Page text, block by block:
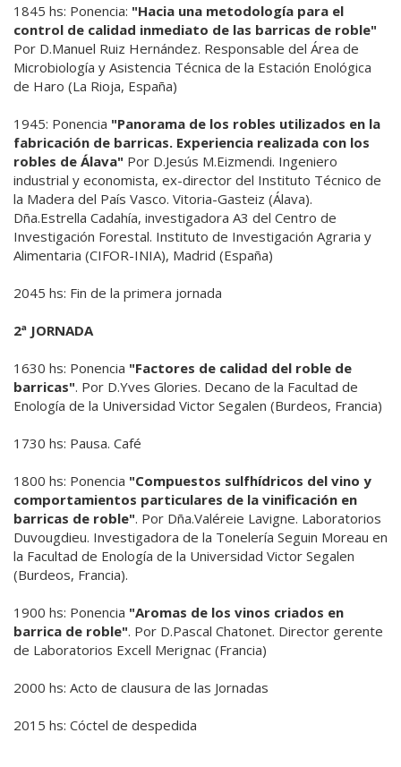
1845 hs: Ponencia: "Hacia una metodología para el
control de calidad inmediato de las barricas de roble"
Por D.Manuel Ruiz Hernández. Responsable del Área de
Microbiología y Asistencia Técnica de la Estación Enológica
de Haro (La Rioja, España)
1945: Ponencia "Panorama de los robles utilizados en la
fabricación de barricas. Experiencia realizada con los
robles de Álava" Por D.Jesús M.Eizmendi. Ingeniero
industrial y economista, ex-director del Instituto Técnico de
la Madera del País Vasco. Vitoria-Gasteiz (Álava).
Dña.Estrella Cadahía, investigadora A3 del Centro de
Investigación Forestal. Instituto de Investigación Agraria y
Alimentaria (CIFOR-INIA), Madrid (España)
2045 hs: Fin de la primera jornada
2ª JORNADA
1630 hs: Ponencia "Factores de calidad del roble de
barricas". Por D.Yves Glories. Decano de la Facultad de
Enología de la Universidad Victor Segalen (Burdeos, Francia)
1730 hs: Pausa. Café
1800 hs: Ponencia "Compuestos sulfhídricos del vino y
comportamientos particulares de la vinificación en
barricas de roble". Por Dña.Valéreie Lavigne. Laboratorios
Duvougdieu. Investigadora de la Tonelería Seguin Moreau en
la Facultad de Enología de la Universidad Victor Segalen
(Burdeos, Francia).
1900 hs: Ponencia "Aromas de los vinos criados en
barrica de roble". Por D.Pascal Chatonet. Director gerente
de Laboratorios Excell Merignac (Francia)
2000 hs: Acto de clausura de las Jornadas
2015 hs: Cóctel de despedida